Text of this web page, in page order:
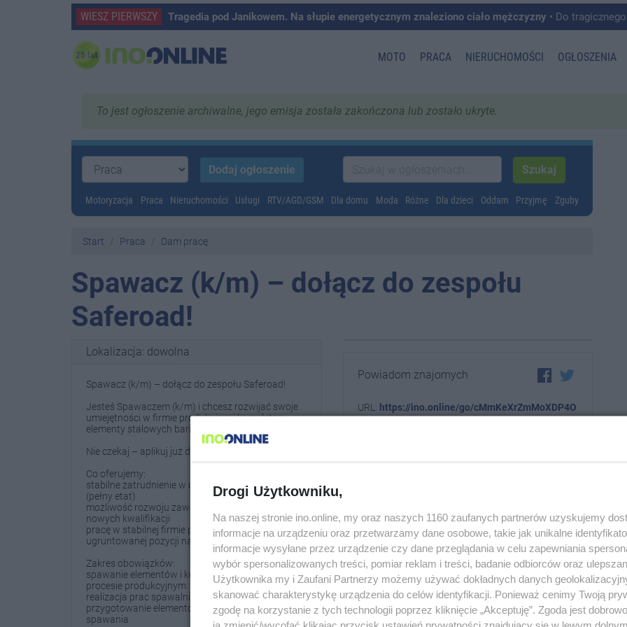
WIESZ PIERWSZY Tragedia pod Janikowem. Na słupie energetycznym znaleziono ciało mężczyzny • Do tragicznego zdarzenia doszło
MOTO PRACA NIERUCHOMOŚCI OGŁOSZENIA
To jest ogłoszenie archiwalne, jego emisja została zakończona lub zostało ukryte.
Motoryzacja Praca Nieruchomości Usługi RTV/AGD/GSM Dla domu Moda Różne Dla dzieci Oddam Przyjmę Zguby
Start Praca Dam pracę
Spawacz (k/m) – dołącz do zespołu
Saferoad!
Lokalizacja: dowolna
Spawacz (k/m) – dołącz do zespołu Saferoad!
Jesteś Spawaczem (k/m) i chcesz rozwijać swoje
umiejętności w firmie produkującej kompletne
elementy stalowych barier drogowych?
Nie czekaj – aplikuj już dziś!
Co oferujemy:
stabilne zatrudnienie w oparciu o umowę o pracę
(pełny etat)
możliwość rozwoju zawodowego i zdobywania
nowych kwalifikacji
pracę w stabilnej firmie produkcyjnej o
ugruntowanej pozycji na rynku
Zakres obowiązków:
spawanie elementów i konstrukcji stalowych w
procesie produkcyjnym
realizacja prac spawalniczych metodą --- (MAG)
przygotowanie elementów konstrukcji do
spawania
Powiadom znajomych
URL: https://ino.online/go/cMmKeXrZmMoXDP4O
Drogi Użytkowniku,
Na naszej stronie ino.online, my oraz naszych 1160 zaufanych partnerów uzyskujemy
informacje na urządzeniu oraz przetwarzamy dane osobowe, takie jak unikalne
informacje wysyłane przez urządzenie czy dane przeglądania w celu zapewniania
wybór spersonalizowanych treści, pomiar reklam i treści, badanie odbiorców oraz
Użytkownika my i Zaufani Partnerzy możemy używać dokładnych danych
skanować charakterystykę urządzenia do celów identyfikacji. Ponieważ cenimy Twoją
zgodę na korzystanie z tych technologii poprzez kliknięcie „Akceptuję”. Zgoda jest